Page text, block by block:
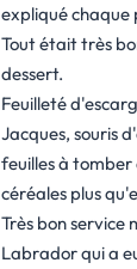
expliqué chaque plat.
Tout était très
dessert.
Feuilleté d'escargots, coquilles Saint
Jacques, souris
feuilles à tomber
céréales plus
Très bon service
Labrador qui a